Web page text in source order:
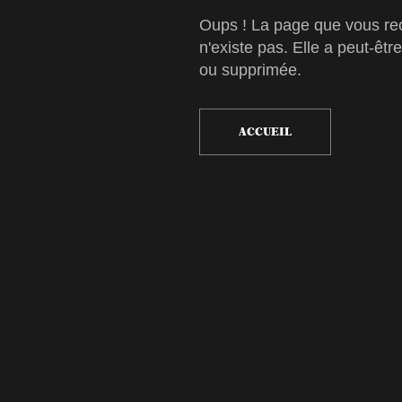
Oups ! La page que vous
n'existe pas. Elle a peut-
ou supprimée.
ACCUEIL